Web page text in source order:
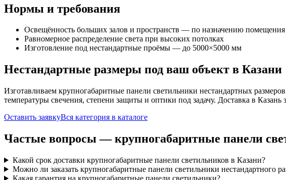
Нормы и требования
Освещённость больших залов и пространств — по назначению помещения
Равномерное распределение света при высоких потолках
Изготовление под нестандартные проёмы — до 5000×5000 мм
Нестандартные размеры под ваш объект в Казани
Изготавливаем крупногабаритные панели светильники нестандартных
температуры свечения, степени защиты и оптики под задачу. Доставка в Казань
Оставить заявкуВся категория в каталоге
Частые вопросы —крупногабаритные панели
Какой срок доставки крупногабаритные панели светильников в Казани?
Можно ли заказать крупногабаритные панели светильники нестандартного
Какая гарантия на крупногабаритные панели светильники?